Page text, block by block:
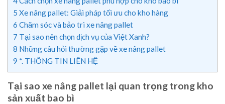
5 Xe nâng pallet: Giải pháp tối ưu cho kho hàng
6 Chăm sóc và bảo trì xe nâng pallet
7 Tại sao nên chọn dịch vụ của Việt Xanh?
8 Những câu hỏi thường gặp về xe nâng pallet
9 *. THÔNG TIN LIÊN HỆ
Tại sao xe nâng pallet lại quan trọng trong kho
sản xuất bao bì